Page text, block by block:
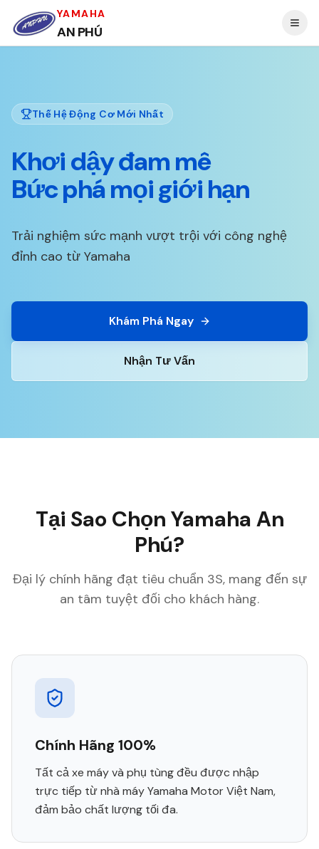
YAMAHA
AN PHÚ
Thế Hệ Động Cơ Mới Nhất
Khơi dậy đam mê
Bức phá mọi giới hạn
Trải nghiệm sức mạnh vượt trội với công nghệ
đỉnh cao từ Yamaha
Khám Phá Ngay
Nhận Tư Vấn
Tại Sao Chọn Yamaha An
Phú?
Đại lý chính hãng đạt tiêu chuẩn 3S, mang đến sự
an tâm tuyệt đối cho khách hàng.
Chính Hãng 100%
Tất cả xe máy và phụ tùng đều được nhập
trực tiếp từ nhà máy Yamaha Motor Việt Nam,
đảm bảo chất lượng tối đa.